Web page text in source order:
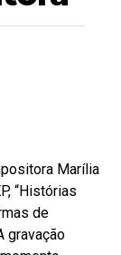
Marília
“Histórias
de
gravação